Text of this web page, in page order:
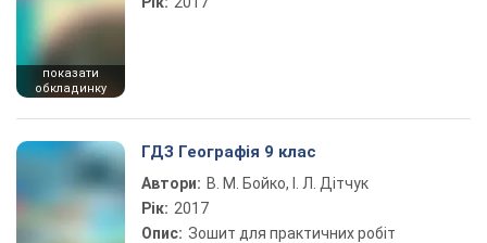
показати
обкладинку
ГДЗ Географія 9 клас
Автори: В. М. Бойко, І. Л. Дітчук
Рік: 2017
Опис: Зошит для практичних робіт